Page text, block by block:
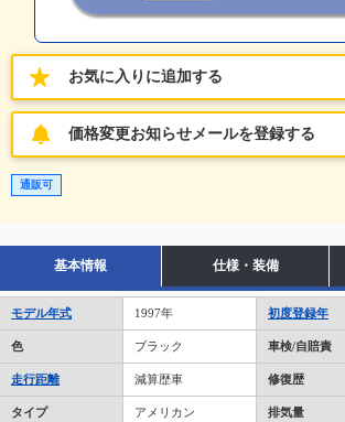
お気に入りに追加する
価格変更お知らせメールを登録する
通販可
基本情報 仕様・装備
モデル年式 1997年 初度登録年
色 ブラック 車検/自賠責
走行距離 減算歴車 修復歴
タイプ アメリカン 排気量